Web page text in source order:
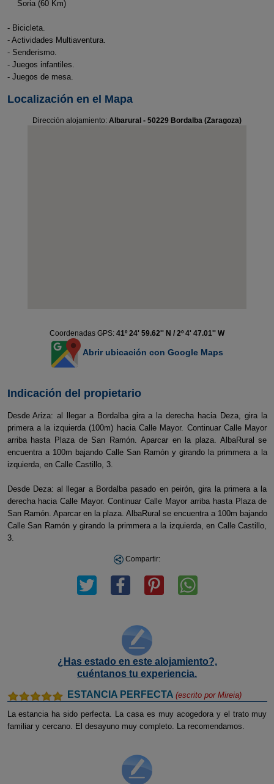
Soria (60 Km)
- Bicicleta.
- Actividades Multiaventura.
- Senderismo.
- Juegos infantiles.
- Juegos de mesa.
Localización en el Mapa
Dirección alojamiento: Albarural - 50229 Bordalba (Zaragoza)
Coordenadas GPS: 41º 24' 59.62'' N / 2º 4' 47.01'' W
Abrir ubicación con Google Maps
Indicación del propietario
Desde Ariza: al llegar a Bordalba gira a la derecha hacia Deza, gira la
primera a la izquierda (100m) hacia Calle Mayor. Continuar Calle Mayor
arriba hasta Plaza de San Ramón. Aparcar en la plaza. AlbaRural se
encuentra a 100m bajando Calle San Ramón y girando la primmera a la
izquierda, en Calle Castillo, 3.
Desde Deza: al llegar a Bordalba pasado en peirón, gira la primera a la
derecha hacia Calle Mayor. Continuar Calle Mayor arriba hasta Plaza de
San Ramón. Aparcar en la plaza. AlbaRural se encuentra a 100m bajando
Calle San Ramón y girando la primmera a la izquierda, en Calle Castillo,
3.
Compartir:
¿Has estado en este alojamiento?,
cuéntanos tu experiencia.
ESTANCIA PERFECTA (escrito por Mireia)
La estancia ha sido perfecta. La casa es muy acogedora y el trato muy
familiar y cercano. El desayuno muy completo. La recomendamos.